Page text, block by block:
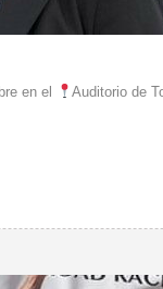
en el Auditorio de